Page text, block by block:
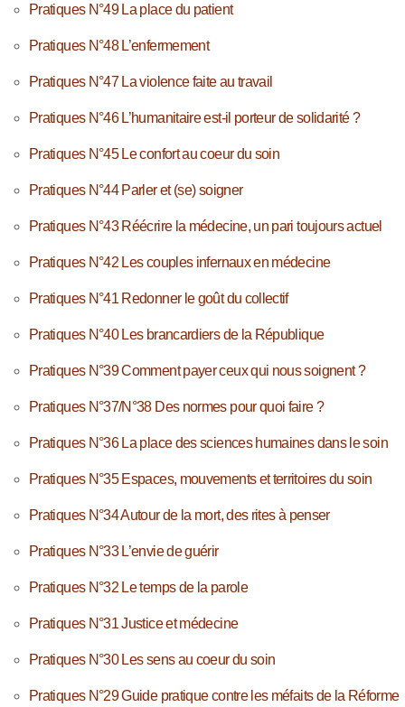
Pratiques N°49 La place du patient
Pratiques N°48 L’enfermement
Pratiques N°47 La violence faite au travail
Pratiques N°46 L’humanitaire est-il porteur de solidarité ?
Pratiques N°45 Le confort au coeur du soin
Pratiques N°44 Parler et (se) soigner
Pratiques N°43 Réécrire la médecine, un pari toujours actuel
Pratiques N°42 Les couples infernaux en médecine
Pratiques N°41 Redonner le goût du collectif
Pratiques N°40 Les brancardiers de la République
Pratiques N°39 Comment payer ceux qui nous soignent ?
Pratiques N°37/N°38 Des normes pour quoi faire ?
Pratiques N°36 La place des sciences humaines dans le soin
Pratiques N°35 Espaces, mouvements et territoires du soin
Pratiques N°34 Autour de la mort, des rites à penser
Pratiques N°33 L’envie de guérir
Pratiques N°32 Le temps de la parole
Pratiques N°31 Justice et médecine
Pratiques N°30 Les sens au coeur du soin
Pratiques N°29 Guide pratique contre les méfaits de la Réforme